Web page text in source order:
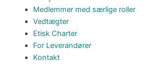
Medlemmer med særlige roller
Vedtægter
Etisk Charter
For Leverandører
Kontakt